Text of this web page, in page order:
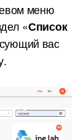
меню
«Список
вас